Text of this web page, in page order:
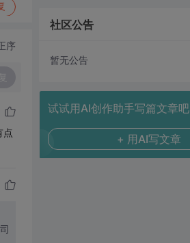
序
点
社区公告
暂无公告
试试用AI创作助手写篇文章吧
+ 用AI写文章